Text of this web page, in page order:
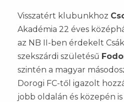
Visszatért klubunkhoz
Akadémia 22 éves
az NB II-ben érdekelt
szekszárdi születésű
szintén a magyar
Dorogi FC-től igazolt
jobb oldalán és közepén